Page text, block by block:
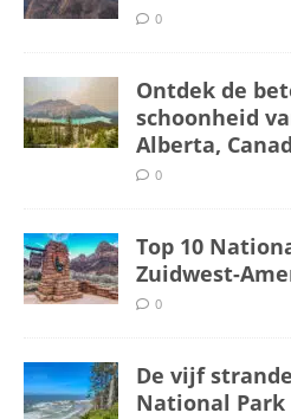
0
Ontdek de
schoonheid
Alberta,
0
Top 10
Zuidwest-
0
De vijf
National Park